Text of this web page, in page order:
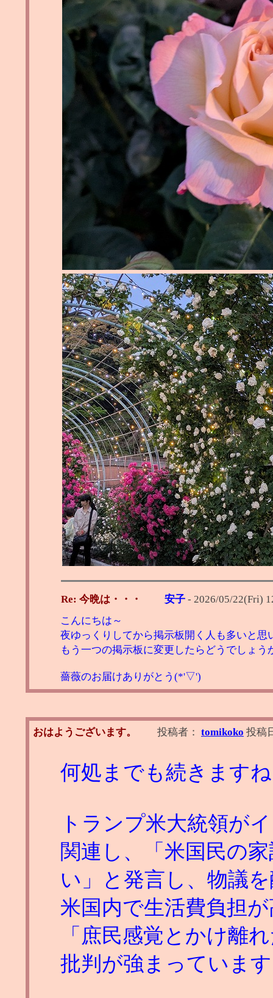
Re: 今晩は・・・ 安子 - 2026/05/22(Fri)
こんにちは～
夜ゆっくりしてから掲示板開く人も多いと思
もう一つの掲示板に変更したらどうでしょう
薔薇のお届けありがとう(*'▽')
おはようございます。 投稿者： tomikoko 投稿
何処までも続きますね
トランプ米大統領が
関連し、「米国民の
い」と発言し、物議
米国内で生活費負担
「庶民感覚とかけ離
批判が強まっていま